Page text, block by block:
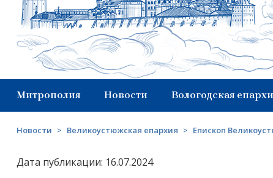
Митрополия Новости Вологодская
Новости > Великоустюжская епархия > Епископ
Дата публикации: 16.07.2024